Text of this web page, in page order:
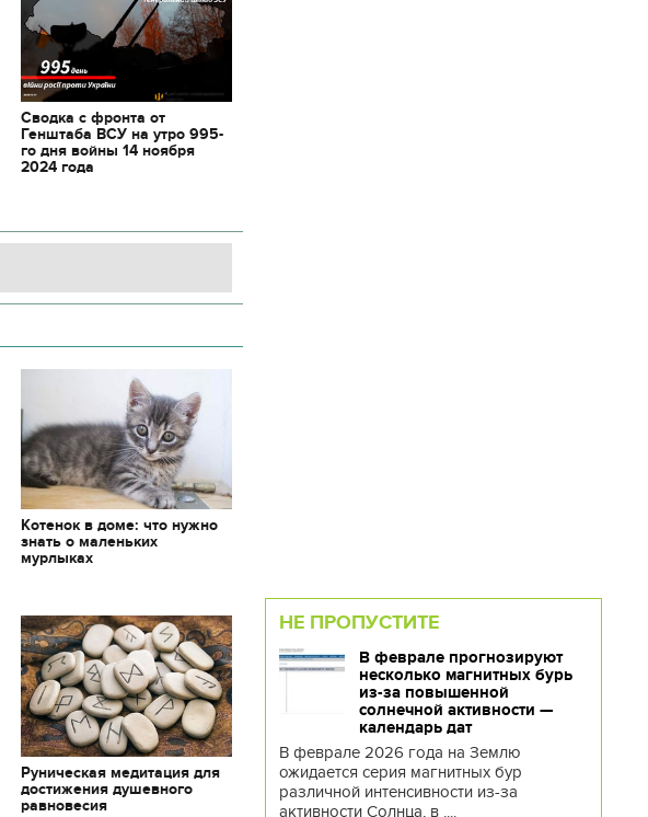
Сводка с фронта от
Генштаба ВСУ на утро 995-
го дня войны 14 ноября
2024 года
Котенок в доме: что нужно
знать о маленьких
мурлыках
Руническая медитация для
достижения душевного
равновесия
НЕ ПРОПУСТИТЕ
В феврале прогнозируют
несколько магнитных бурь
из-за повышенной
солнечной активности —
календарь дат
В феврале 2026 года на Землю
ожидается серия магнитных бур
различной интенсивности из-за
активности Солнца, в ....